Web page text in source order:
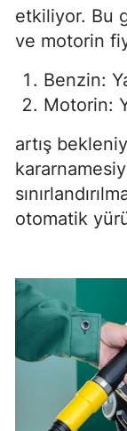
etkiliyor. Bu
ve motorin
Benzin:
Motorin:
artış
otomatik